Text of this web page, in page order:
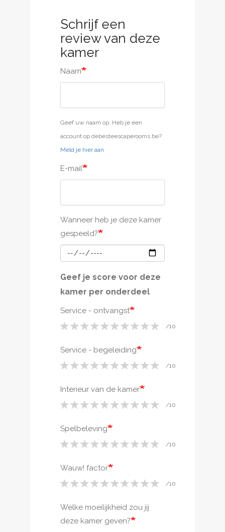
Schrijf een
review van deze
kamer
Naam
Geef uw naam op. Heb je een
account op debesteescaperooms.be?
Meld je hier aan
E-mail
Wanneer heb je deze kamer
gespeeld?
Geef je score voor deze
kamer per onderdeel
Service - ontvangst
Service - begeleiding
Interieur van de kamer
Spelbeleving
Wauw! factor
Welke moeilijkheid zou jij
deze kamer geven?